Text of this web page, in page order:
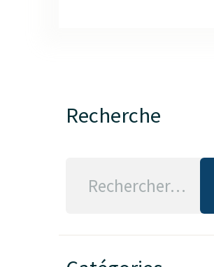
Recherche